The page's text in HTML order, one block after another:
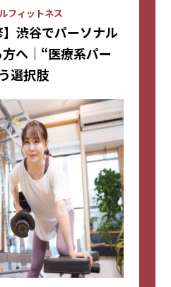
フィットネス
】渋谷でパーソナル
へ｜“医療系パー
選択肢